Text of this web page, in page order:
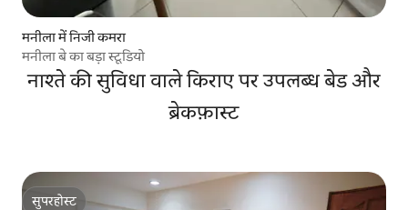
मनीला में निजी कमरा
मनीला बे का बड़ा स्टूडियो
नाश्ते की सुविधा वाले किराए पर उपलब्ध बेड और
ब्रेकफ़ास्ट
सुपरहोस्ट